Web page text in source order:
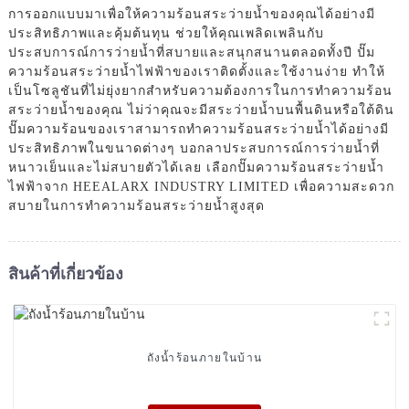
การออกแบบมาเพื่อให้ความร้อนสระว่ายน้ำของคุณได้อย่างมี
ประสิทธิภาพและคุ้มต้นทุน ช่วยให้คุณเพลิดเพลินกับ
ประสบการณ์การว่ายน้ำที่สบายและสนุกสนานตลอดทั้งปี ปั๊ม
ความร้อนสระว่ายน้ำไฟฟ้าของเราติดตั้งและใช้งานง่าย ทำให้
เป็นโซลูชันที่ไม่ยุ่งยากสำหรับความต้องการในการทำความร้อน
สระว่ายน้ำของคุณ ไม่ว่าคุณจะมีสระว่ายน้ำบนพื้นดินหรือใต้ดิน
ปั๊มความร้อนของเราสามารถทำความร้อนสระว่ายน้ำได้อย่างมี
ประสิทธิภาพในขนาดต่างๆ บอกลาประสบการณ์การว่ายน้ำที่
หนาวเย็นและไม่สบายตัวได้เลย เลือกปั๊มความร้อนสระว่ายน้ำ
ไฟฟ้าจาก HEEALARX INDUSTRY LIMITED เพื่อความสะดวก
สบายในการทำความร้อนสระว่ายน้ำสูงสุด
สินค้าที่เกี่ยวข้อง
ถังน้ำร้อนภายในบ้าน